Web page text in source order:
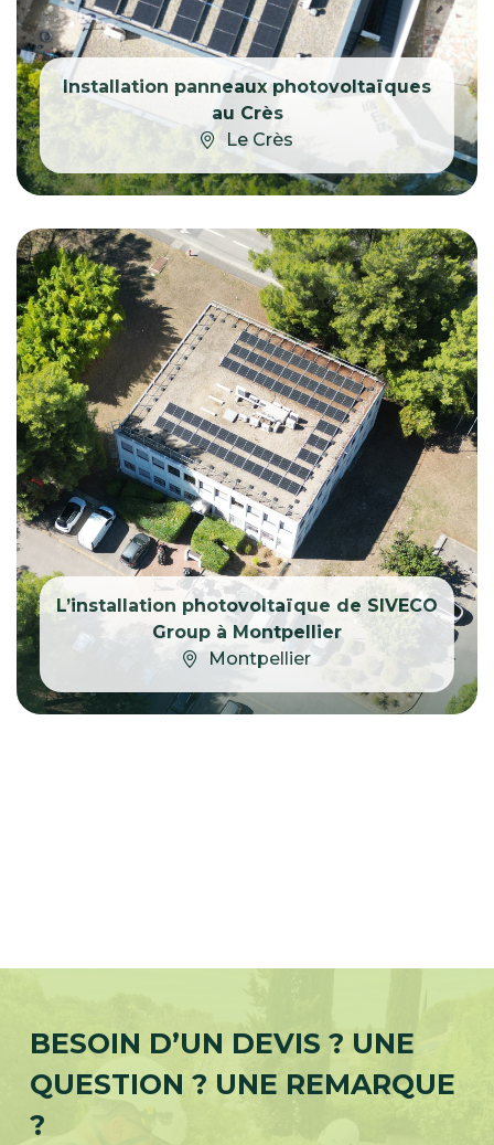
Installation panneaux photovoltaïques
au Crès
Le Crès
L’installation photovoltaïque de SIVECO
Group à Montpellier
Montpellier
BESOIN D’UN DEVIS ? UNE
QUESTION ? UNE REMARQUE
?